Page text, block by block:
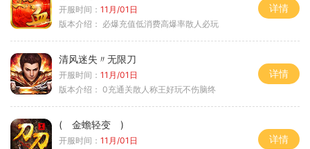
开服时间： 11月/01日
版本介绍： 必爆充值低消费高爆率散人必玩
详情
清风迷失〃无限刀
开服时间： 11月/01日
版本介绍： 0充通关散人称王好玩不伤脑终
详情
( 金蟾轻变 )
开服时间： 11月/01日
详情